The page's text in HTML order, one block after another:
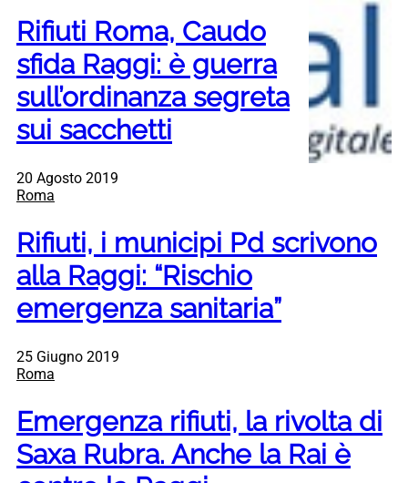
Rifiuti Roma, Caudo
sfida Raggi: è guerra
sull’ordinanza segreta
sui sacchetti
20 Agosto 2019
Roma
Rifiuti, i municipi Pd scrivono
alla Raggi: “Rischio
emergenza sanitaria”
25 Giugno 2019
Roma
Emergenza rifiuti, la rivolta di
Saxa Rubra. Anche la Rai è